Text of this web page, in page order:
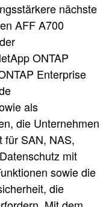
nächste
AFF A700
ONTAP
Enterprise
als
die Unternehmen
für SAN, NAS,
mit
sowie die
die